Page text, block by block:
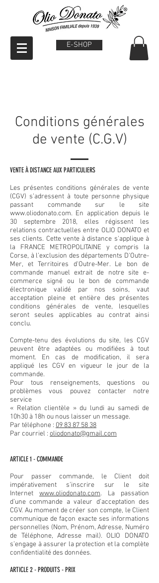
E-SHOP
Conditions générales
de vente (C.G.V)
VENTE À DISTANCE AUX PARTICULIERS
Les présentes conditions générales de vente
(CGV) s’adressent à toute personne physique
passant commande sur le site
www.oliodonato.com. En application depuis le
30 septembre 2018, elles régissent les
relations contractuelles entre OLIO DONATO et
ses clients. Cette vente à distance s'applique à
la FRANCE METROPOLITAINE y compris la
Corse, à l’exclusion des départements D'Outre-
Mer, et Territoires d'Outre-Mer. Le bon de
commande manuel extrait de notre site e-
commerce signé ou le bon de commande
électronique validé par nos soins, vaut
acceptation pleine et entière des présentes
conditions générales de vente, lesquelles
seront seules applicables au contrat ainsi
conclu.
Compte-tenu des évolutions du site, les CGV
peuvent être adaptées ou modifiées à tout
moment. En cas de modification, il sera
appliqué les CGV en vigueur le jour de la
commande.
Pour tous renseignements, questions ou
problèmes vous pouvez contacter notre
service
« Relation clientèle » du lundi au samedi de
10h30 à 18h ou nous laisser un message.
Par téléphone : 09 83 87 58 38
Par courriel : oliodonato@gmail.com
ARTICLE 1 - COMMANDE
Pour passer commande, le Client doit
impérativement s’inscrire sur le site
Internet www.oliodonato.com. La passation
d’une commande a valeur d’acceptation des
CGV. Au moment de créer son compte, le Client
communique de façon exacte ses informations
personnelles (Nom, Prénom, Adresse, Numéro
de Téléphone, Adresse mail). OLIO DONATO
s’engage à assurer la protection et la complète
confidentialité des données.
ARTICLE 2 - PRODUITS - PRIX